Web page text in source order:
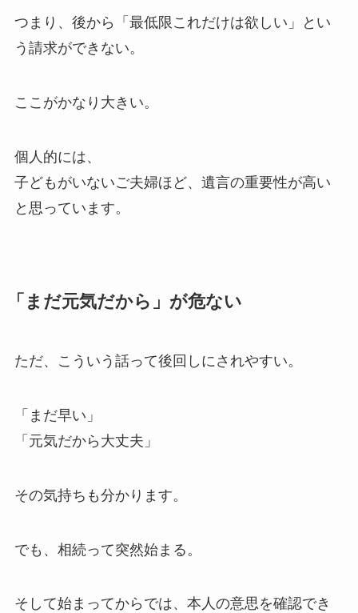
つまり、後から「最低限これだけは欲しい」とい
う請求ができない。
ここがかなり大きい。
個人的には、
子どもがいないご夫婦ほど、遺言の重要性が高い
と思っています。
「まだ元気だから」が危ない
ただ、こういう話って後回しにされやすい。
「まだ早い」
「元気だから大丈夫」
その気持ちも分かります。
でも、相続って突然始まる。
そして始まってからでは、本人の意思を確認でき